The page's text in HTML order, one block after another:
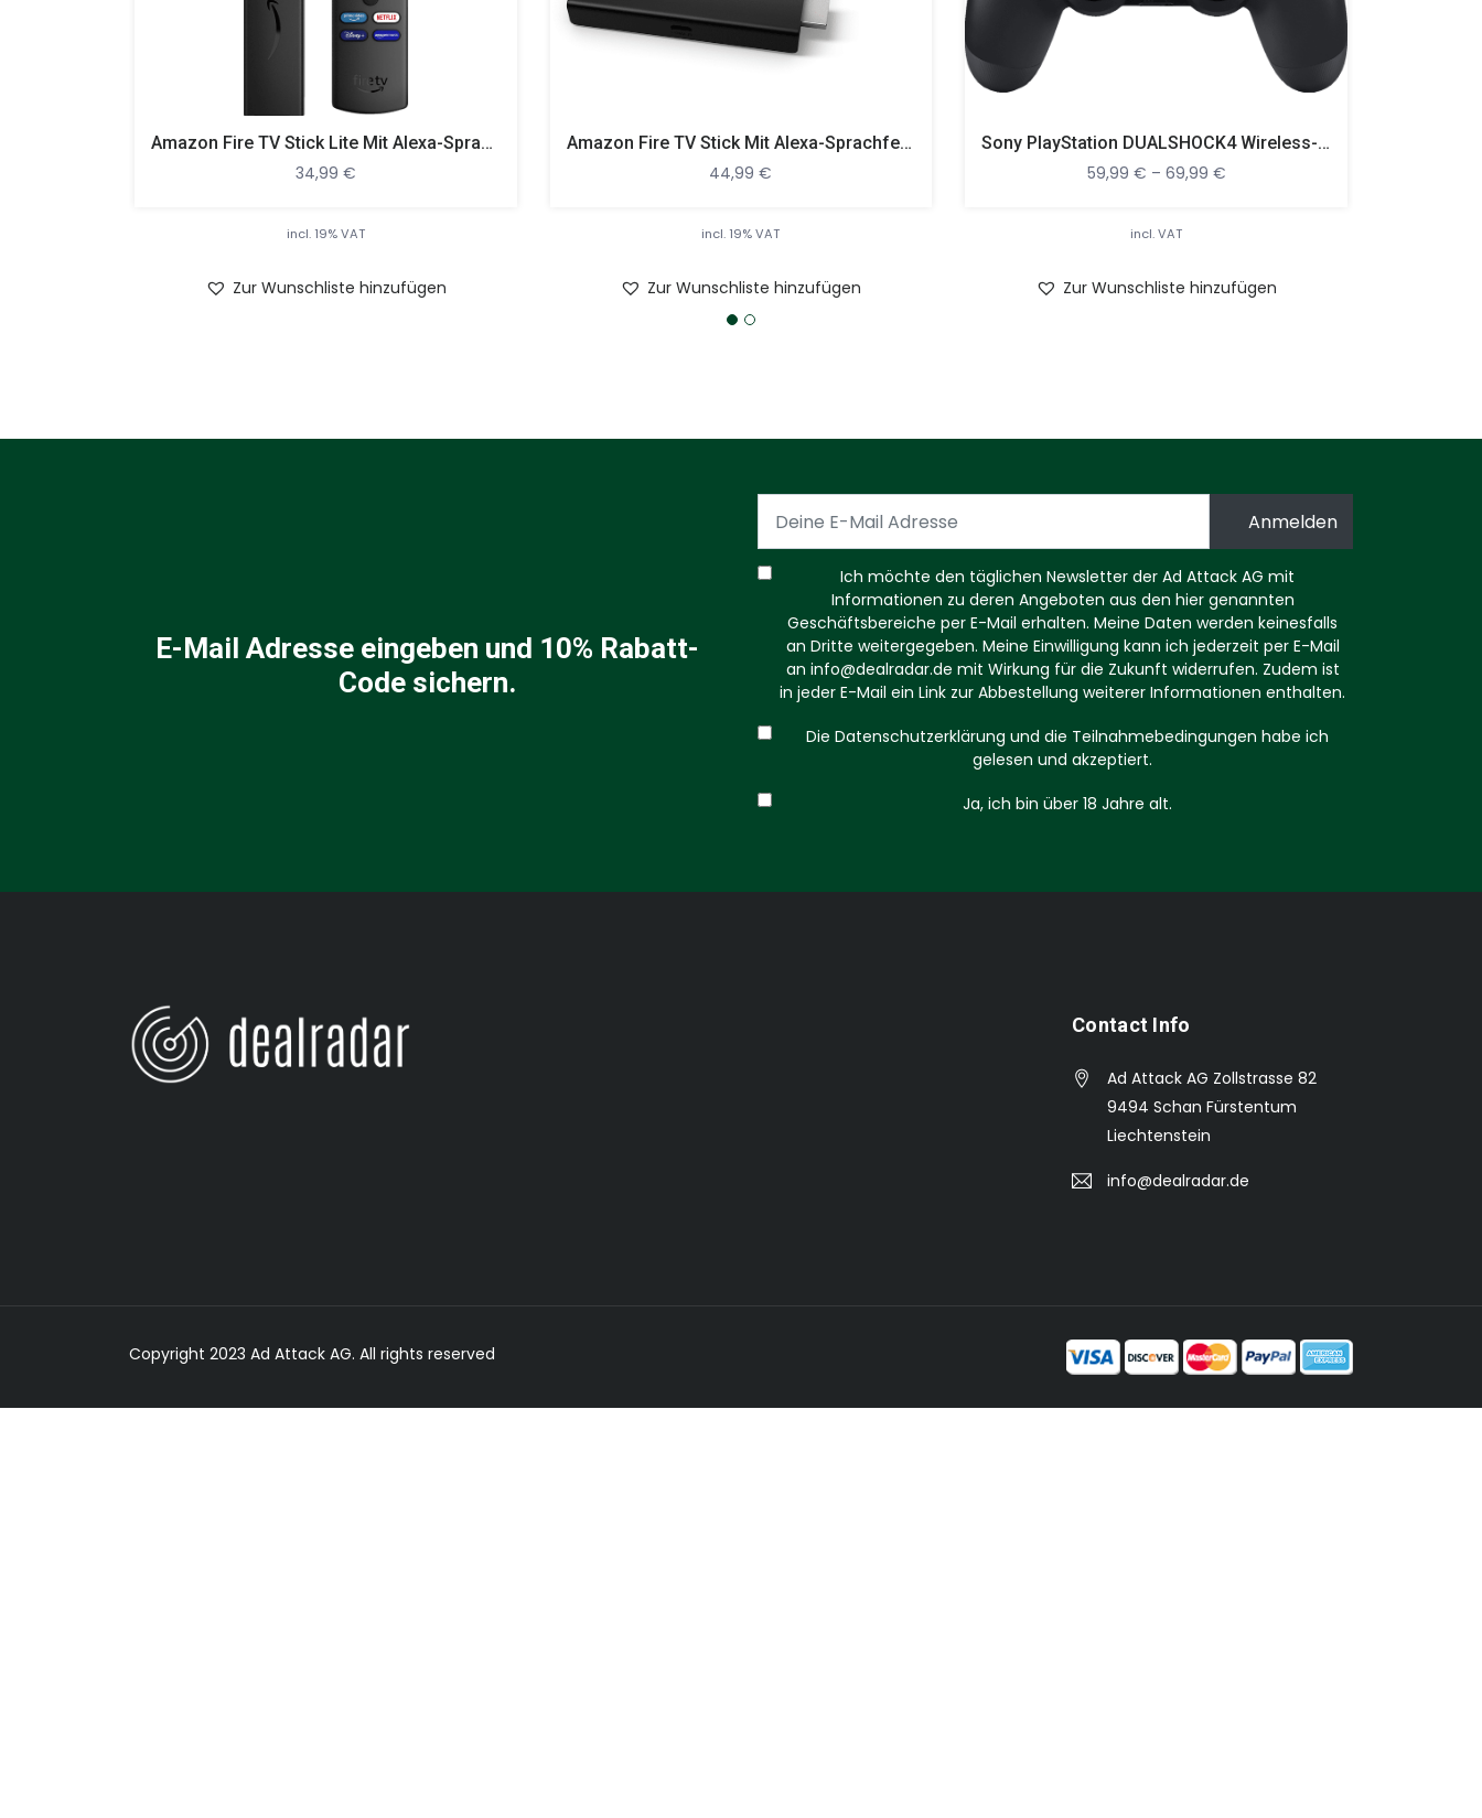
Amazon Fire TV Stick Lite Mit Alexa-Sprachfernbedienung Lite (ohne TV-Steuerungstasten) Streaming Stick, Schwarz
34,99 €
incl. 19% VAT
Zur Wunschliste hinzufügen
Amazon Fire TV Stick Mit Alexa-Sprachfernbedienung (mit TV-Steuerungstasten) Streaming Stick, Schwarz
44,99€
incl. 19% VAT
Zur Wunschliste hinzufügen
Sony PlayStation DUALSHOCK4 Wireless-Controller Für PlayStation 4
59,99 € – 69,99 €
incl. VAT
Zur Wunschliste hinzufügen
E-Mail Adresse eingeben und 10% Rabatt-
Code sichern.
Ich möchte den täglichen Newsletter der Ad Attack AG mit
Informationen zu deren Angeboten aus den hier genannten
Geschäftsbereiche per E-Mail erhalten. Meine Daten werden keinesfalls
an Dritte weitergegeben. Meine Einwilligung kann ich jederzeit per E-Mail
an info@dealradar.de mit Wirkung für die Zukunft widerrufen. Zudem ist
in jeder E-Mail ein Link zur Abbestellung weiterer Informationen enthalten.
Die Datenschutzerklärung und die Teilnahmebedingungen habe ich
gelesen und akzeptiert.
Ja, ich bin über 18 Jahre alt.
Contact Info
Ad Attack AG Zollstrasse 82
9494 Schan Fürstentum
Liechtenstein
info@dealradar.de
Copyright 2023 Ad Attack AG. All rights reserved